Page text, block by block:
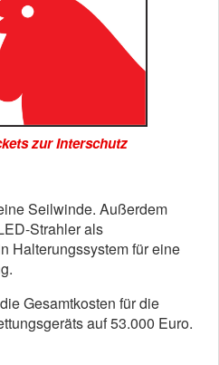
zur Interschutz
Seilwinde. Außerdem
Strahler als
Halterungssystem für eine
Gesamtkosten für die
auf 53.000 Euro.